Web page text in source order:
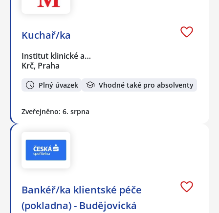
Kuchař/ka
Institut klinické a…
Krč, Praha
Plný úvazek Vhodné také pro absolventy
Zveřejněno: 6. srpna
Bankéř/ka klientské péče
(pokladna) - Budějovická